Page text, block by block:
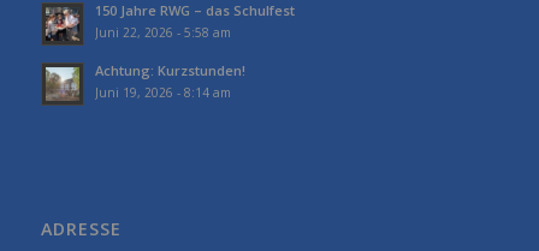
150 Jahre RWG – das Schulfest
Juni 22, 2026 - 5:58 am
Achtung: Kurzstunden!
Juni 19, 2026 - 8:14 am
ADRESSE